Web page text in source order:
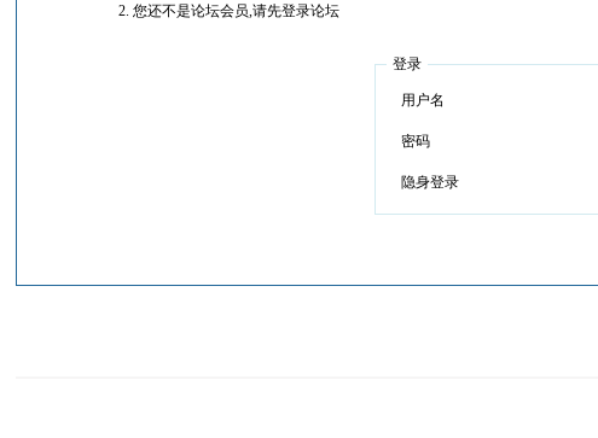
您还不是论坛会员,请先登录论坛
登录
用户名
密码
隐身登录